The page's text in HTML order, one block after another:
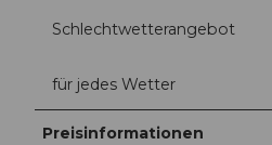
Schlechtwetterangebot
für jedes Wetter
Preisinformationen